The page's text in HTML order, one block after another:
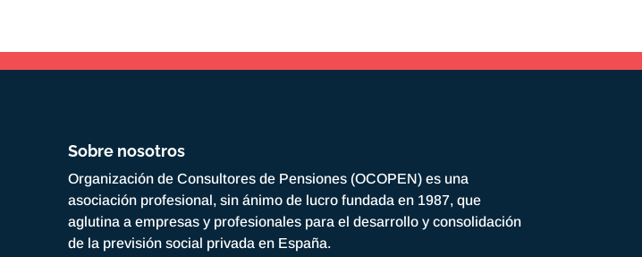
Sobre nosotros
Organización de Consultores de Pensiones (OCOPEN) es una
asociación profesional, sin ánimo de lucro fundada en 1987, que
aglutina a empresas y profesionales para el desarrollo y consolidación
de la previsión social privada en España.